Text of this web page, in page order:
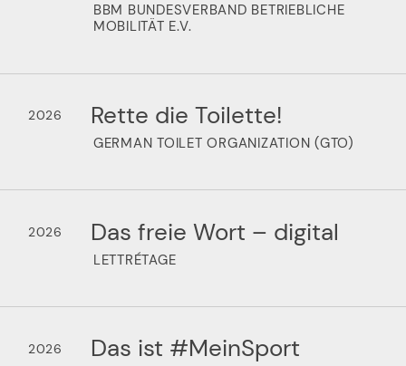
BBM BUNDESVERBAND BETRIEBLICHE
MOBILITÄT E.V.
2026 Rette die Toilette!
GERMAN TOILET ORGANIZATION (GTO)
2026 Das freie Wort – digital
LETTRÉTAGE
2026 Das ist #MeinSport